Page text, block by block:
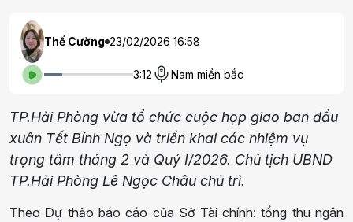
Thế Cường 23/02/2026 16:58
3:12 Nam miền bắc
TP.Hải Phòng vừa tổ chức cuộc họp giao ban đầu
xuân Tết Bính Ngọ và triển khai các nhiệm vụ
trọng tâm tháng 2 và Quý I/2026. Chủ tịch UBND
TP.Hải Phòng Lê Ngọc Châu chủ trì.
Theo Dự thảo báo cáo của Sở Tài chính: tổng thu ngân